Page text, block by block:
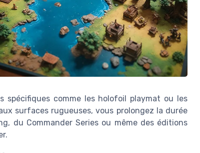
comme les holofoil playmat ou les
surfaces rugueuses, vous prolongez la durée
du Commander Series ou même des éditions